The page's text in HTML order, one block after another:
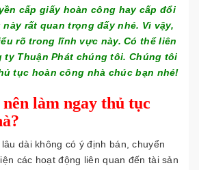
cấp giấy hoàn công hay cấp đổi
rất quan trọng đấy nhé. Vì vậy,
rõ trong lĩnh vực này. Có thể liên
ty Thuận Phát chúng tôi. Chúng tôi
tục hoàn công nhà chúc bạn nhé!
nên làm ngay thủ tục
dài không có ý định bán, chuyển
các hoạt động liên quan đến tài sản